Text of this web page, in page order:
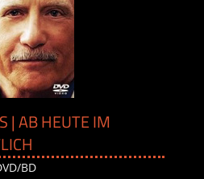
| AB HEUTE IM
BD